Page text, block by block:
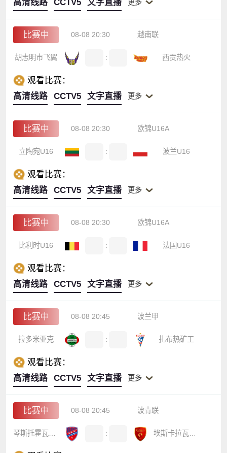
高清线路
CCTV5 文字直播 更多
比赛中 08-08 20:30 越南联
胡志明市飞翼 : 西贡热火
观看比赛：
高清线路
CCTV5 文字直播 更多
比赛中 08-08 20:30 欧锦U16A
立陶宛U16 : 波兰U16
观看比赛：
高清线路
CCTV5 文字直播 更多
比赛中 08-08 20:30 欧锦U16A
比利时U16 : 法国U16
观看比赛：
高清线路
CCTV5 文字直播 更多
比赛中 08-08 20:45 波兰甲
拉多米亚克 : 扎布热矿工
观看比赛：
高清线路
CCTV5 文字直播 更多
比赛中 08-08 20:45 波青联
琴斯托霍瓦青年队 : 埃斯卡拉瓦索维亚青年队